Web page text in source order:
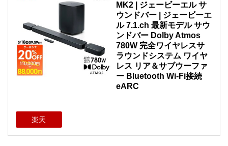
MK2 | ジェービーエル サ
ウンドバー | ジェービーエ
ル 7.1.ch 最新モデル サウ
ンドバー Dolby Atmos
780W 完全ワイヤレスサ
ラウンドシステム ワイヤ
レス リア＆サブウーファ
ー Bluetooth Wi-Fi接続
eARC
楽天